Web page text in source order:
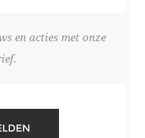
en acties met onze